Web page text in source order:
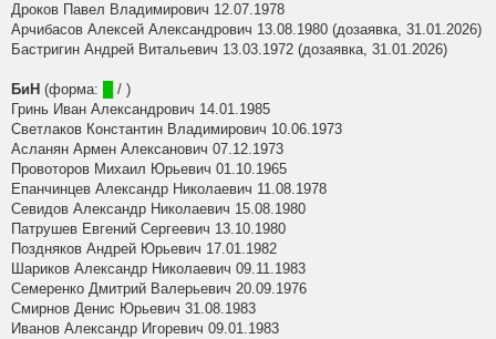
Дроков Павел Владимирович 12.07.1978
Арчибасов Алексей Александрович 13.08.1980 (дозаявка, 31.01.2026)
Бастригин Андрей Витальевич 13.03.1972 (дозаявка, 31.01.2026)
БиН (форма:
/ )
Гринь Иван Александрович 14.01.1985
Светлаков Константин Владимирович 10.06.1973
Асланян Армен Алексанович 07.12.1973
Провоторов Михаил Юрьевич 01.10.1965
Епанчинцев Александр Николаевич 11.08.1978
Севидов Александр Николаевич 15.08.1980
Патрушев Евгений Сергеевич 13.10.1980
Поздняков Андрей Юрьевич 17.01.1982
Шариков Александр Николаевич 09.11.1983
Семеренко Дмитрий Валерьевич 20.09.1976
Смирнов Денис Юрьевич 31.08.1983
Иванов Александр Игоревич 09.01.1983